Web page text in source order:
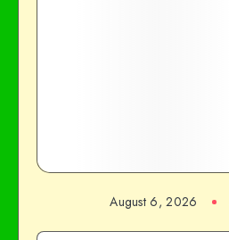
August 6, 2026